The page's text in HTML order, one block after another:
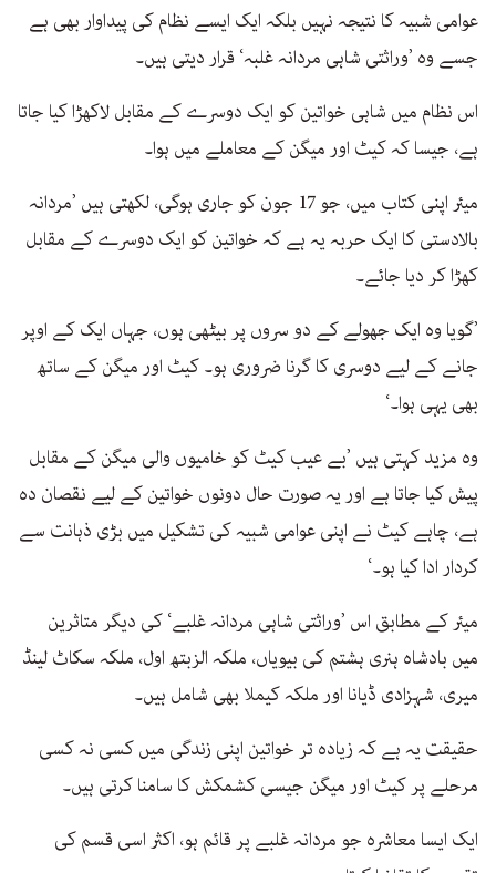
عوامی شبیہ کا نتیجہ نہیں بلکہ ایک ایسے نظام کی پیداوار بھی ہے
جسے وہ ’وراثتی شاہی مردانہ غلبہ‘ قرار دیتی ہیں۔
اس نظام میں شاہی خواتین کو ایک دوسرے کے مقابل لاکھڑا کیا جاتا
ہے، جیسا کہ کیٹ اور میگن کے معاملے میں ہوا۔
میئر اپنی کتاب میں، جو 17 جون کو جاری ہوگی، لکھتی ہیں ’مردانہ
بالادستی کا ایک حربہ یہ ہے کہ خواتین کو ایک دوسرے کے مقابل
کھڑا کر دیا جائے۔
’گویا وہ ایک جھولے کے دو سروں پر بیٹھی ہوں، جہاں ایک کے اوپر
جانے کے لیے دوسری کا گرنا ضروری ہو۔ کیٹ اور میگن کے ساتھ
بھی یہی ہوا۔‘
وہ مزید کہتی ہیں ’بے عیب کیٹ کو خامیوں والی میگن کے مقابل
پیش کیا جاتا ہے اور یہ صورت حال دونوں خواتین کے لیے نقصان دہ
ہے، چاہے کیٹ نے اپنی عوامی شبیہ کی تشکیل میں بڑی ذہانت سے
کردار ادا کیا ہو۔‘
میئر کے مطابق اس ’وراثتی شاہی مردانہ غلبے‘ کی دیگر متاثرین
میں بادشاہ ہنری ہشتم کی بیویاں، ملکہ الزبتھ اول، ملکہ سکاٹ لینڈ
میری، شہزادی ڈیانا اور ملکہ کیملا بھی شامل ہیں۔
حقیقت یہ ہے کہ زیادہ تر خواتین اپنی زندگی میں کسی نہ کسی
مرحلے پر کیٹ اور میگن جیسی کشمکش کا سامنا کرتی ہیں۔
ایک ایسا معاشرہ جو مردانہ غلبے پر قائم ہو، اکثر اسی قسم کی